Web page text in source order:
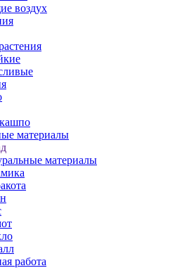
воздух
материалы
материалы
работа